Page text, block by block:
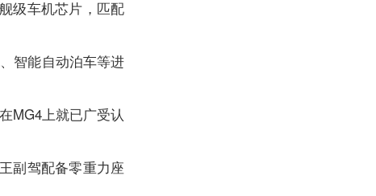
级车机芯片，匹配
智能自动泊车等进
MG4上就已广受认
副驾配备零重力座